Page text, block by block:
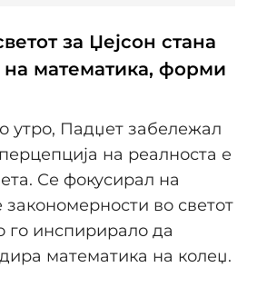
за Џејсон стана
на математика, форми
утро, Падџет забележал
на реалноста е
Се фокусирал на
во светот
го инспирирало да
математика на колеџ.